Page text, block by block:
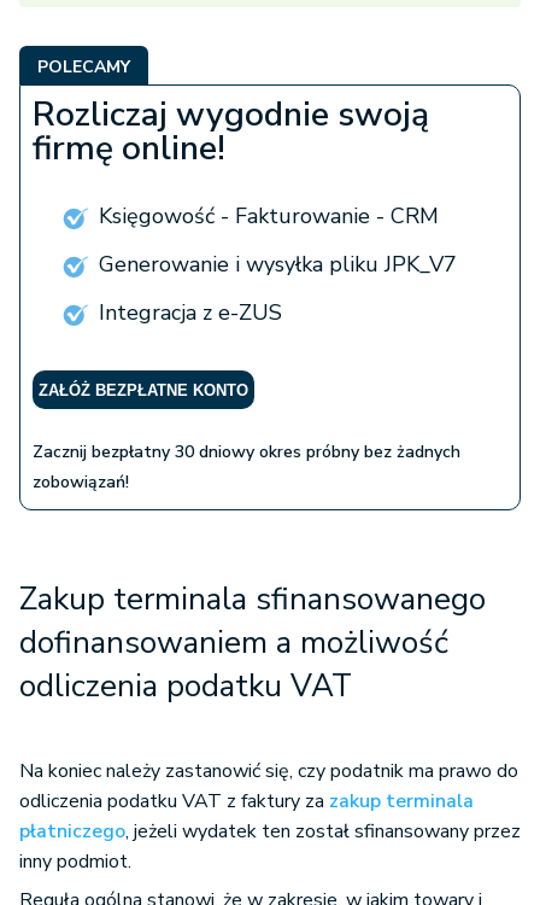
POLECAMY
Rozliczaj wygodnie swoją
firmę online!
Księgowość - Fakturowanie - CRM
Generowanie i wysyłka pliku JPK_V7
Integracja z e-ZUS
ZAŁÓŻ BEZPŁATNE KONTO
Zacznij bezpłatny 30 dniowy okres próbny bez żadnych
zobowiązań!
Zakup terminala sfinansowanego
dofinansowaniem a możliwość
odliczenia podatku VAT
Na koniec należy zastanowić się, czy podatnik ma prawo do
odliczenia podatku VAT z faktury za zakup terminala
płatniczego, jeżeli wydatek ten został sfinansowany przez
inny podmiot.